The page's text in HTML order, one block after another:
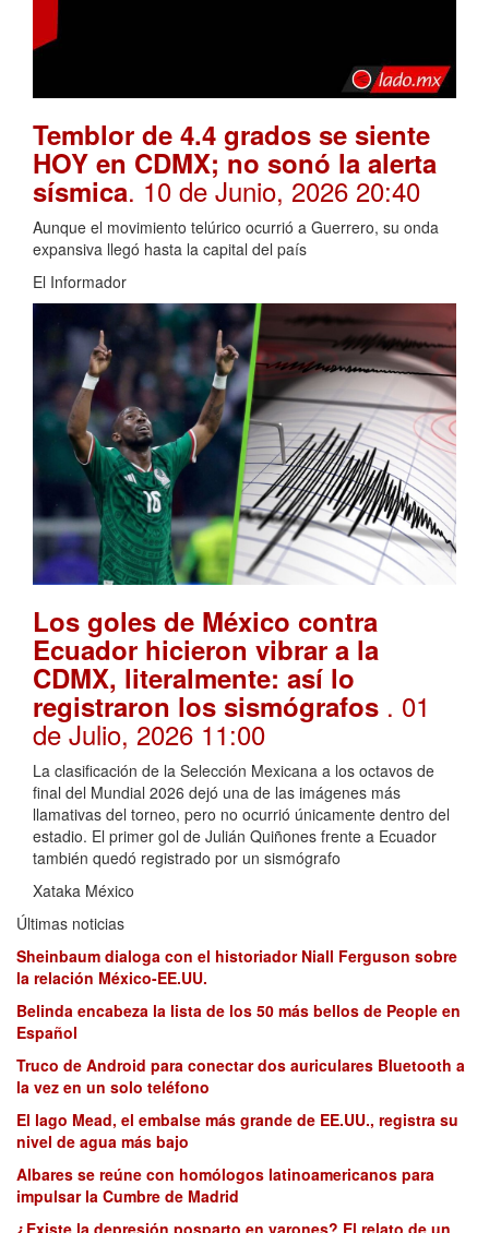
Temblor de 4.4 grados se siente
HOY en CDMX; no sonó la alerta
sísmica. 10 de Junio, 2026 20:40
Aunque el movimiento telúrico ocurrió a Guerrero, su onda
expansiva llegó hasta la capital del país
El Informador
Los goles de México contra
Ecuador hicieron vibrar a la
CDMX, literalmente: así lo
registraron los sismógrafos . 01
de Julio, 2026 11:00
La clasificación de la Selección Mexicana a los octavos de
final del Mundial 2026 dejó una de las imágenes más
llamativas del torneo, pero no ocurrió únicamente dentro del
estadio. El primer gol de Julián Quiñones frente a Ecuador
también quedó registrado por un sismógrafo
Xataka México
Últimas noticias
Sheinbaum dialoga con el historiador Niall Ferguson sobre
la relación México-EE.UU.
Belinda encabeza la lista de los 50 más bellos de People en
Español
Truco de Android para conectar dos auriculares Bluetooth a
la vez en un solo teléfono
El lago Mead, el embalse más grande de EE.UU., registra su
nivel de agua más bajo
Albares se reúne con homólogos latinoamericanos para
impulsar la Cumbre de Madrid